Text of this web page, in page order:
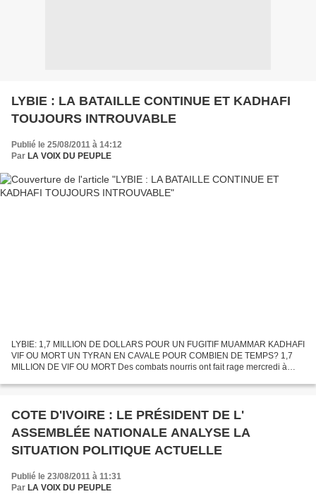
LYBIE : LA BATAILLE CONTINUE ET KADHAFI
TOUJOURS INTROUVABLE
Publié le 25/08/2011 à 14:12
Par LA VOIX DU PEUPLE
LYBIE: 1,7 MILLION DE DOLLARS POUR UN FUGITIF MUAMMAR KADHAFI
VIF OU MORT UN TYRAN EN CAVALE POUR COMBIEN DE TEMPS? 1,7
MILLION DE VIF OU MORT Des combats nourris ont fait rage mercredi à
COTE D'IVOIRE : LE PRÉSIDENT DE L'
ASSEMBLÉE NATIONALE ANALYSE LA
SITUATION POLITIQUE ACTUELLE
Publié le 23/08/2011 à 11:31
Par LA VOIX DU PEUPLE